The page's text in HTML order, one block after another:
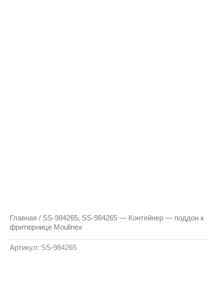
Главная / SS-984265, SS-984265 — Контейнер — поддон к
фритюрнице Moulinex
Артикул: SS-984265